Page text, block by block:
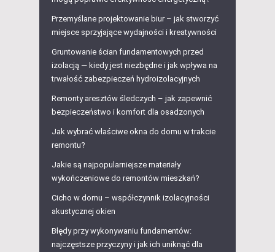
Przemyślane projektowanie biur – jak stworzyć
miejsce sprzyjające wydajności i kreatywności
Gruntowanie ścian fundamentowych przed
izolacją — kiedy jest niezbędne i jak wpływa na
trwałość zabezpieczeń hydroizolacyjnych
Remonty aresztów śledczych – jak zapewnić
bezpieczeństwo i komfort dla osadzonych
Jak wybrać właściwe okna do domu w trakcie
remontu?
Jakie są najpopularniejsze materiały
wykończeniowe do remontów mieszkań?
Cicho w domu – współczynnik izolacyjności
akustycznej okien
Błędy przy wykonywaniu fundamentów:
najczęstsze przyczyny i jak ich uniknąć dla